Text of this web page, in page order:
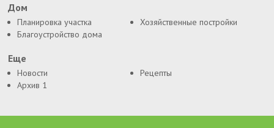
Дом
Планировка участка
Хозяйственные постройки
Благоустройство дома
Еще
Новости
Рецепты
Архив 1